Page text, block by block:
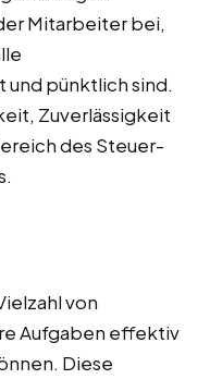
Mitarbeiter bei,
pünktlich sind.
Zuverlässigkeit
des Steuer-
von
Aufgaben effektiv
Diese